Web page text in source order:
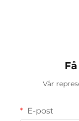
Vår
E-post